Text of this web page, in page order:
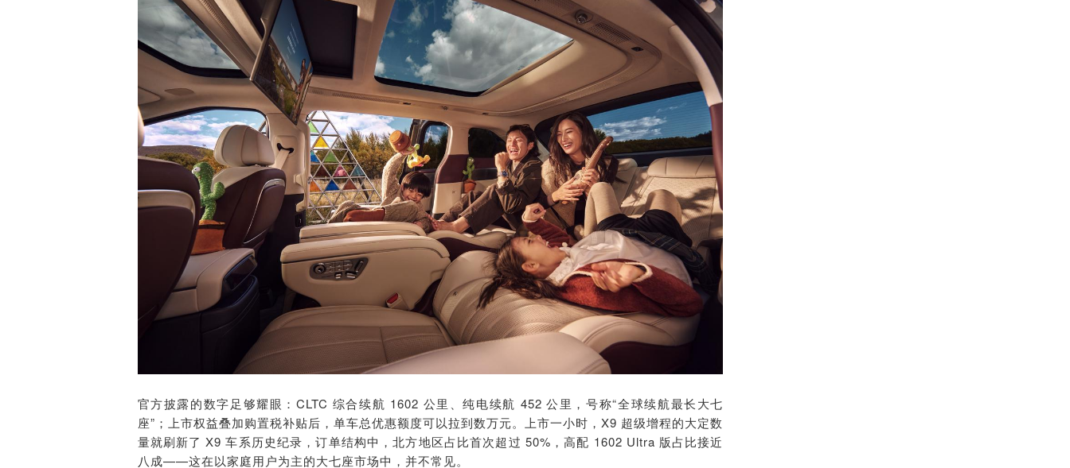
官方披露的数字足够耀眼：CLTC 综合续航 1602 公里、纯电续航 452 公里，号称“全球续航最长大七
座”；上市权益叠加购置税补贴后，单车总优惠额度可以拉到数万元。上市一小时，X9 超级增程的大定数
量就刷新了 X9 车系历史纪录，订单结构中，北方地区占比首次超过 50%，高配 1602 Ultra 版占比接近
八成——这在以家庭用户为主的大七座市场中，并不常见。